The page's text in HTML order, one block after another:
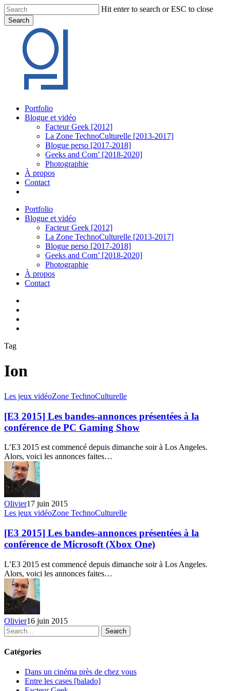
Skip
to
main
content
Hit enter to search or ESC to close
Search
Search
Menu
Portfolio
Blogue et vidéo
Facteur Geek [2012]
La Zone TechnoCulturelle [2013-2017]
Blogue perso [2017-2018]
Geeks and Com’ [2018-2020]
Photographie
À propos
Contact
Portfolio
Blogue et vidéo
Facteur Geek [2012]
La Zone TechnoCulturelle [2013-2017]
Blogue perso [2017-2018]
Geeks and Com’ [2018-2020]
Photographie
À propos
Contact
Tag
Ion
[E3
Les
bandes-
annonces
à
la
conférence
de
PC
Gaming
Show
Les jeux vidéoZone TechnoCulturelle
[E3 2015] Les bandes-annonces présentées à la
conférence de PC Gaming Show
L’E3 2015 est commencé depuis dimanche soir à Los Angeles.
Alors, voici les annonces faites…
Olivier17 juin 2015
[E3
Les
bandes-
annonces
à
la
conférence
de
Microsoft
(Xbox
One)
Les jeux vidéoZone TechnoCulturelle
[E3 2015] Les bandes-annonces présentées à la
conférence de Microsoft (Xbox One)
L’E3 2015 est commencé depuis dimanche soir à Los Angeles.
Alors, voici les annonces faites…
Olivier16 juin 2015
Search
Catégories
Dans un cinéma près de chez vous
Entre les cases [balado]